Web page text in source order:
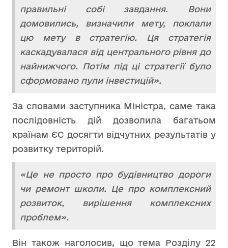
правильні собі завдання. Вони
домовились, визначили мету, поклали
цю мету в стратегію. Ця стратегія
каскадувалася від центрального рівня до
найнижчого. Потім під ці стратегії було
сформовано пули інвестицій».
За словами заступника Міністра, саме така
послідовність дій дозволила багатьом
країнам ЄС досягти відчутних результатів у
розвитку територій.
«Це не просто про будівництво дороги
чи ремонт школи. Це про комплексний
розвиток, вирішення комплексних
проблем».
Він також наголосив, що тема Розділу 22